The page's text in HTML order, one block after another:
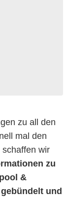
zu all den
mal den
schaffen wir
zu
&
gebündelt und